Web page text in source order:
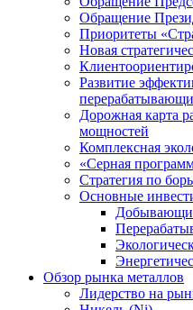
Обращение
Приоритеты
Новая
Развитие
Дорожная карта
мощностей
Комплексная
«Серная
Стратегия по
Основные
Обзор рынка металлов
Лидерство на